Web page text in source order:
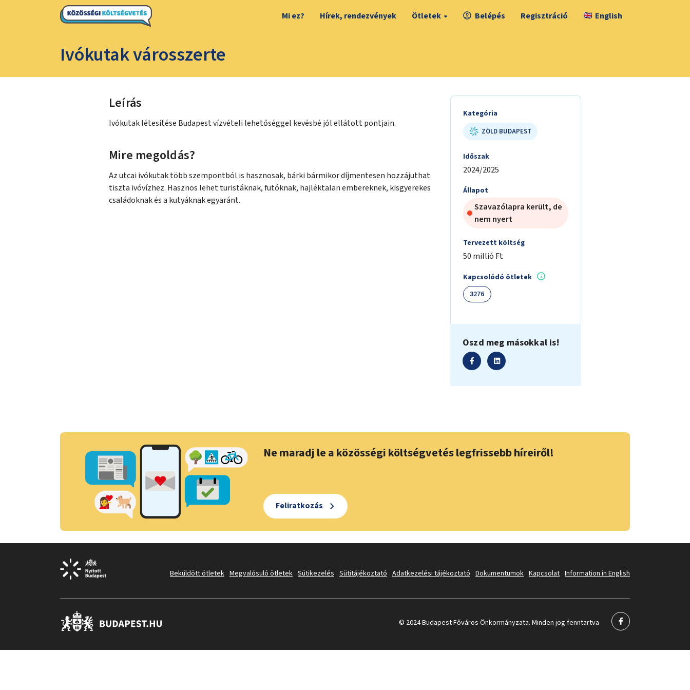
Mi ez? Hírek, rendezvények Ötletek Belépés Regisztráció English
Ivókutak városszerte
Leírás
Ivókutak létesítése Budapest vízvételi lehetőséggel kevésbé jól ellátott pontjain.
Mire megoldás?
Az utcai ivókutak több szempontból is hasznosak, bárki bármikor díjmentesen hozzájuthat
tiszta ivóvízhez. Hasznos lehet turistáknak, futóknak, hajléktalan embereknek, kisgyerekes
családoknak és a kutyáknak egyaránt.
Kategória
ZÖLD BUDAPEST
Időszak
2024/2025
Állapot
Szavazólapra került, de
nem nyert
Tervezett költség
50 millió Ft
Kapcsolódó ötletek
3276
Oszd meg másokkal is!
Ne maradj le a közösségi költségvetés legfrissebb híreiről!
Feliratkozás
Beküldött ötletek Megvalósuló ötletek Sütikezelés Sütitájékoztató Adatkezelési tájékoztató Dokumentumok Kapcsolat Information in English
© 2024 Budapest Főváros Önkormányzata. Minden jog fenntartva